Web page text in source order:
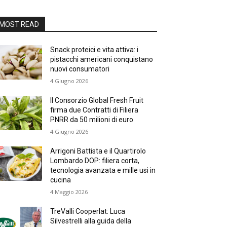
READ
Snack proteici e vita attiva: i
pistacchi americani conquistano
nuovi consumatori
4 Giugno 2026
Il Consorzio Global Fresh Fruit
firma due Contratti di Filiera
PNRR da 50 milioni di euro
4 Giugno 2026
Arrigoni Battista e il Quartirolo
Lombardo DOP: filiera corta,
tecnologia avanzata e mille usi in
cucina
4 Maggio 2026
TreValli Cooperlat: Luca
Silvestrelli alla guida della